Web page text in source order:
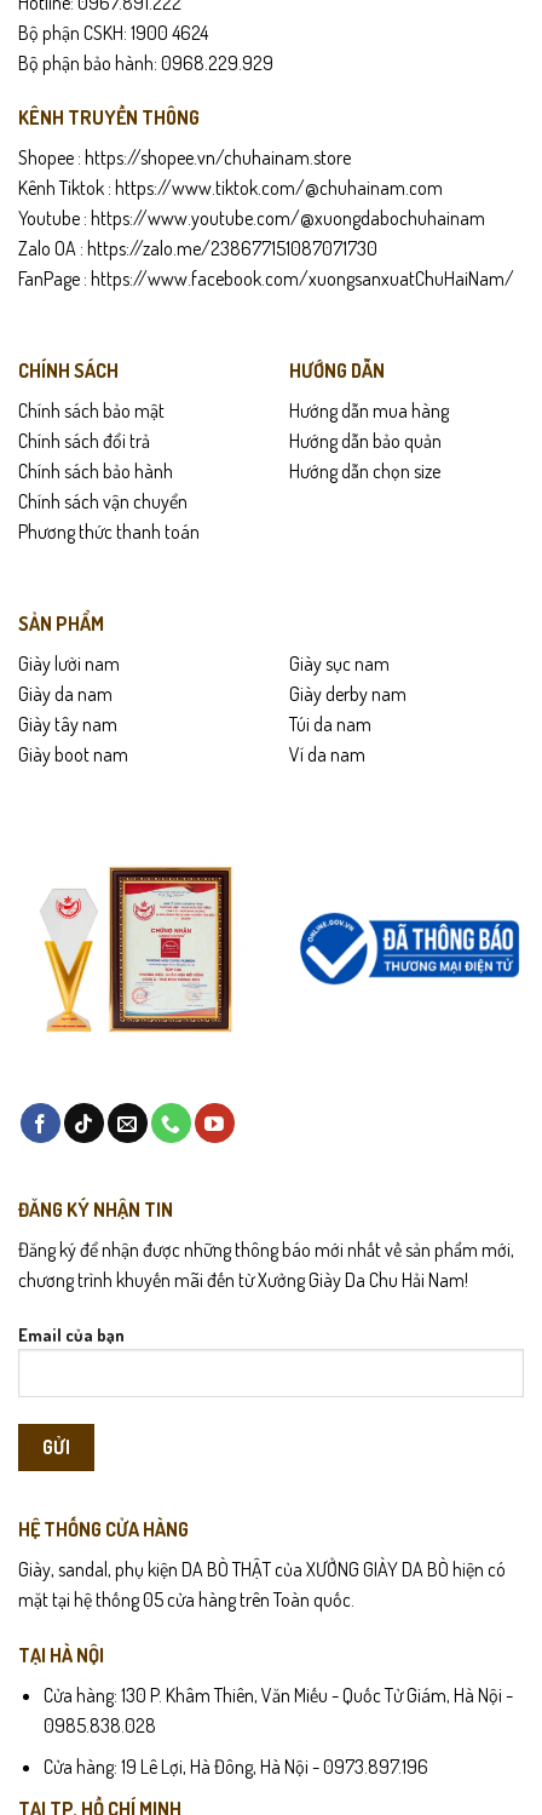
Bộ phận CSKH: 1900 4624
Bộ phận bảo hành: 0968.229.929
KÊNH TRUYỀN THÔNG
Shopee : https://shopee.vn/chuhainam.store
Kênh Tiktok : https://www.tiktok.com/@chuhainam.com
Youtube : https://www.youtube.com/@xuongdabochuhainam
Zalo OA : https://zalo.me/238677151087071730
FanPage : https://www.facebook.com/xuongsanxuatChuHaiNam/
CHÍNH SÁCH
Chính sách bảo mật
Chính sách đổi trả
Chính sách bảo hành
Chính sách vận chuyển
Phương thức thanh toán
HƯỚNG DẪN
Hướng dẫn mua hàng
Hướng dẫn bảo quản
Hướng dẫn chọn size
SẢN PHẨM
Giày lười nam
Giày da nam
Giày tây nam
Giày boot nam
Giày sục nam
Giày derby nam
Túi da nam
Ví da nam
ĐĂNG KÝ NHẬN TIN
Đăng ký để nhận được những thông báo mới nhất về sản phẩm mới,
chương trình khuyến mãi đến từ Xưởng Giày Da Chu Hải Nam!
Email của bạn
HỆ THỐNG CỬA HÀNG
Giày, sandal, phụ kiện DA BÒ THẬT của XƯỞNG GIÀY DA BÒ hiện có
mặt tại hệ thống 05 cửa hàng trên Toàn quốc.
TẠI HÀ NỘI
Cửa hàng: 130 P. Khâm Thiên, Văn Miếu - Quốc Tử Giám, Hà Nội -
0985.838.028
Cửa hàng: 19 Lê Lợi, Hà Đông, Hà Nội - 0973.897.196
TẠI TP. HỒ CHÍ MINH